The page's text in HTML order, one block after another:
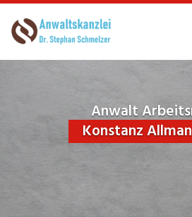
to
Anwalt
Konstanz